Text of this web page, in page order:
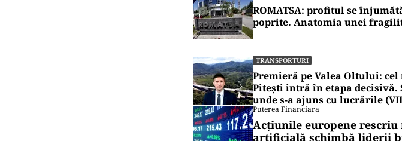
ROMATSA: profitul se
poprite. Anatomia unei
TRANSPORTURI
Premieră pe Valea Oltului:
Pitești intră în etapa decisivă.
unde s-a ajuns cu lucrările
Puterea Financiara
Acțiunile europene
artificială schimbă liderii